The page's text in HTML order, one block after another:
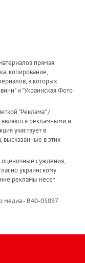
прямая
копирование,
в которых
и "Украинская Фото
"Реклама" /
рекламными и
участвует в
высказанные в этих
оценочные суждения,
украинскому
рекламы несет
медиа - R40-05097